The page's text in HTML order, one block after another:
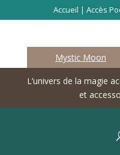
Accueil |Accès
Mystic Moon
L’univers de la magie
et